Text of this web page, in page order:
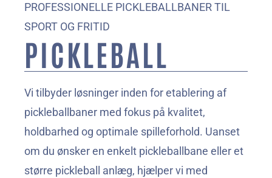
PROFESSIONELLE PICKLEBALLBANER TIL
SPORT OG FRITID
PICKLEBALL
Vi tilbyder løsninger inden for etablering af
pickleballbaner med fokus på kvalitet,
holdbarhed og optimale spilleforhold. Uanset
om du ønsker en enkelt pickleballbane eller et
større pickleball anlæg, hjælper vi med